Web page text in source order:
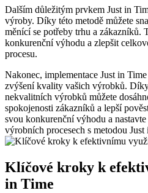
Dalším důležitým prvkem Just in
výroby. Díky této metodě můžete
měnící se potřeby trhu a zákazníků.
konkurenční výhodu a zlepšit
procesu.
Nakonec, implementace Just in
zvýšení kvality vašich výrobků.
nekvalitních výrobků můžete
spokojenosti zákazníků a lepší
svou konkurenční výhodu a
výrobních procesech s metodou Just
Klíčové kroky k
in Time